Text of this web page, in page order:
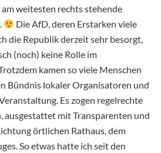
weitesten rechts stehende
Die AfD, deren Erstarken viele
die Republik derzeit sehr besorgt,
(noch) keine Rolle im
kamen so viele Menschen
Bündnis lokaler Organisatoren und
Es zogen regelrechte
ausgestattet mit Transparenten und
örtlichen Rathaus, dem
So etwas hatte ich seit den